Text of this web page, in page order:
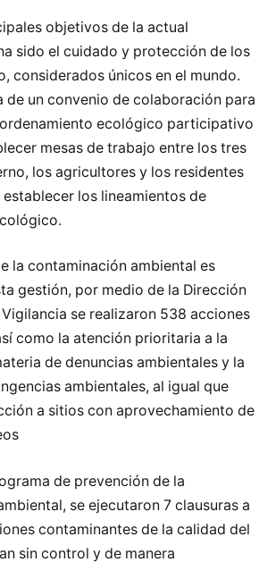
objetivos de la actual
sido el cuidado y protección de los
considerados únicos en el mundo.
de un convenio de colaboración para
ecológico participativo
mesas de trabajo entre los tres
los agricultores y los residentes
los lineamientos de
la contaminación ambiental es
gestión, por medio de la Dirección
se realizaron 538 acciones
como la atención prioritaria a la
de denuncias ambientales y la
ambientales, al igual que
a sitios con aprovechamiento de
de prevención de la
se ejecutaron 7 clausuras a
contaminantes de la calidad del
sin control y de manera